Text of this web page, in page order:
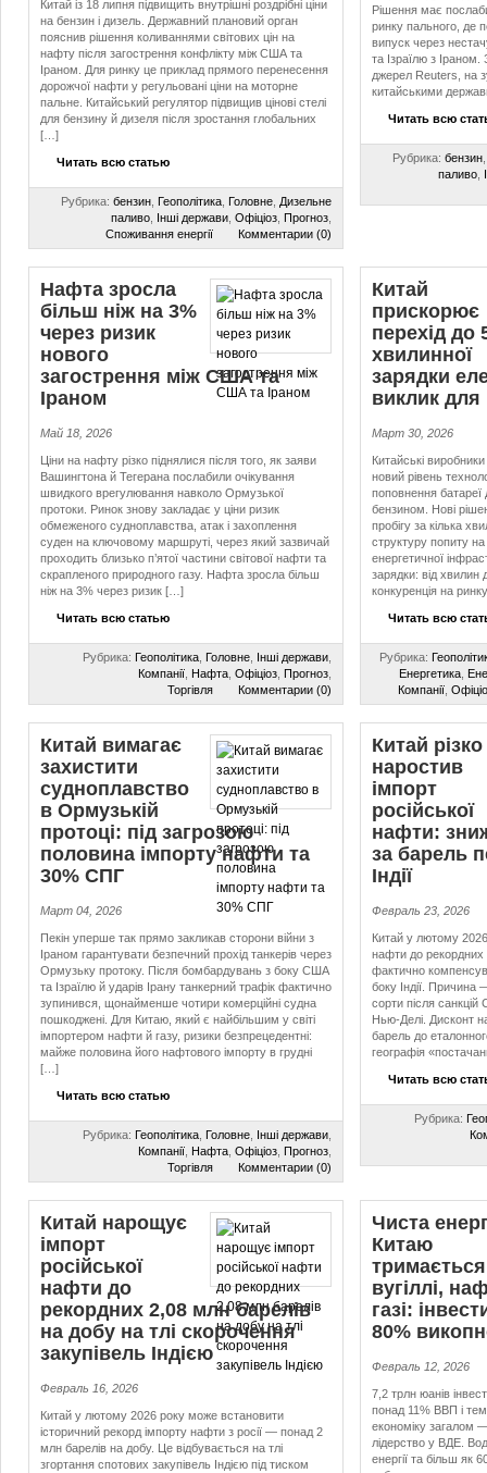
Китай із 18 липня підвищить внутрішні роздрібні ціни
на бензин і дизель. Державний плановий орган
пояснив рішення коливаннями світових цін на
нафту після загострення конфлікту між США та
Іраном. Для ринку це приклад прямого перенесення
дорожчої нафти у регульовані ціни на моторне
пальне. Китайський регулятор підвищив цінові стелі
для бензину й дизеля після зростання глобальних
[…]
Читать всю статью
Рубрика: бензин Геополітика Головне Дизельне
паливо Інші держави Офіціоз Прогноз
Споживання енергії
Комментарии (0)
Рішення має
ринку пального, де
випуск через
та Ізраїлю з
джерел Reuters, на
китайськими
Читать всю
Рубрика: бензин
паливо
Нафта зросла
більш ніж на 3%
через ризик
нового
загострення між США та
Іраном
Май 18, 2026
Ціни на нафту різко піднялися після того, як заяви
Вашингтона й Тегерана послабили очікування
швидкого врегулювання навколо Ормузької
протоки. Ринок знову закладає у ціни ризик
обмеженого судноплавства, атак і захоплення
суден на ключовому маршруті, через який зазвичай
проходить близько п’ятої частини світової нафти та
скрапленого природного газу. Нафта зросла більш
ніж на 3% через ризик […]
Читать всю статью
Рубрика: Геополітика Головне Інші держави
Компанії Нафта Офіціоз Прогноз
Торгівля
Комментарии (0)
Китай
прискорює
перехід до
хвилинної
зарядки
виклик
Март 30, 2026
Китайські
новий рівень
поповнення батареї
бензином. Нові
пробігу за кілька
структуру попиту
енергетичної
зарядки: від хвилин
конкуренція на
Читать всю
Рубрика:
Енергетика
Компанії
Китай вимагає
захистити
судноплавство
в Ормузькій
протоці: під загрозою
половина імпорту нафти та
30% СПГ
Март 04, 2026
Пекін уперше так прямо закликав сторони війни з
Іраном гарантувати безпечний прохід танкерів через
Ормузьку протоку. Після бомбардувань з боку США
та Ізраїлю й ударів Ірану танкерний трафік фактично
зупинився, щонайменше чотири комерційні судна
пошкоджені. Для Китаю, який є найбільшим у світі
імпортером нафти й газу, ризики безпрецедентні:
майже половина його нафтового імпорту в грудні
[…]
Читать всю статью
Рубрика: Геополітика Головне Інші держави
Компанії Нафта Офіціоз Прогноз
Торгівля
Комментарии (0)
Китай різко
наростив
імпорт
російської
нафти:
за барель
Індії
Февраль 23, 2026
Китай у лютому 2026
нафти до рекордних
фактично
боку Індії. Причина
сорти після
Нью-Делі. Дисконт
барель до
географія
Читать всю
Рубрика:
Китай нарощує
імпорт
російської
нафти до
рекордних 2,08 млн барелів
на добу на тлі скорочення
закупівель Індією
Февраль 16, 2026
Китай у лютому 2026 року може встановити
історичний рекорд імпорту нафти з росії — понад 2
млн барелів на добу. Це відбувається на тлі
згортання спотових закупівель Індією під тиском
Чиста
Китаю
вугіллі,
газі:
80%
Февраль 12, 2026
7,2 трлн юанів
понад 11% ВВП і
економіку загалом
лідерство у ВДЕ.
енергії та більш як